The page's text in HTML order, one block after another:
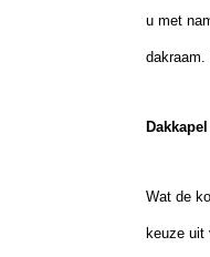
u met
dakraam.
Wat de
keuze uit